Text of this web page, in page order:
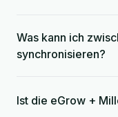
Was kann ich
synchronisieren?
Ist die eGrow +